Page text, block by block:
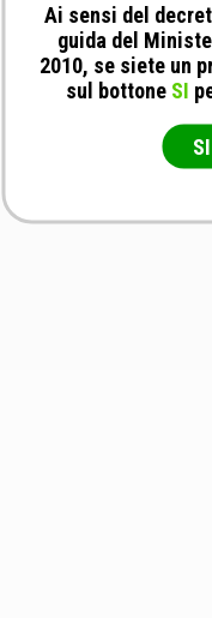
No
Ai sensi del
guida del
2010, se siete un
sul bottone SI
SI